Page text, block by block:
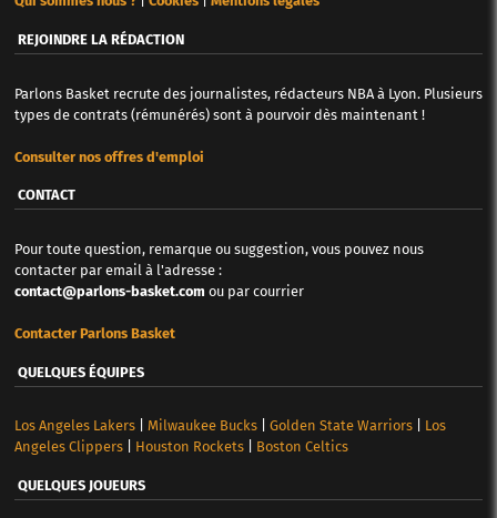
REJOINDRE LA RÉDACTION
Parlons Basket recrute des journalistes, rédacteurs NBA à Lyon. Plusieurs
types de contrats (rémunérés) sont à pourvoir dès maintenant !
Consulter nos offres d'emploi
CONTACT
Pour toute question, remarque ou suggestion, vous pouvez nous
contacter par email à l'adresse :
contact@parlons-basket.com ou par courrier
Contacter Parlons Basket
QUELQUES ÉQUIPES
Los Angeles Lakers| Milwaukee Bucks| Golden State Warriors| Los
Angeles Clippers| Houston Rockets| Boston Celtics
QUELQUES JOUEURS